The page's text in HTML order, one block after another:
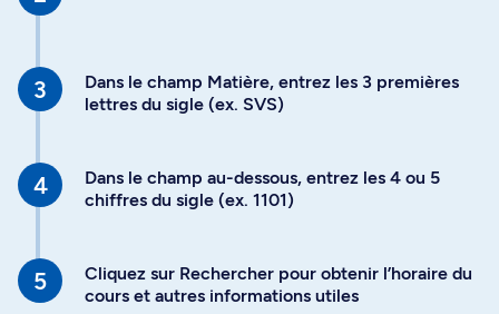
Dans le champ Matière, entrez les 3 premières
lettres du sigle (ex. SVS)
Dans le champ au-dessous, entrez les 4 ou 5
chiffres du sigle (ex. 1101)
Cliquez sur Rechercher pour obtenir l’horaire du
cours et autres informations utiles